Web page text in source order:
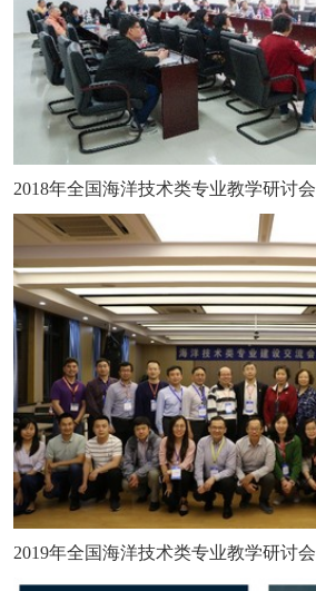
2018年全国海洋技术类专业教学研讨会
2019年全国海洋技术类专业教学研讨会